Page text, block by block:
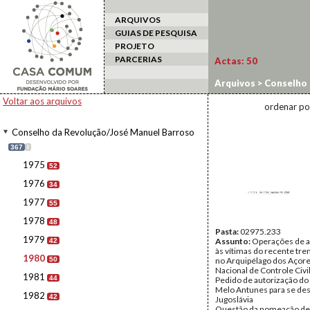
ARQUIVOS
GUIAS DE PESQUISA
PROJETO
PARCERIAS
Voltar aos arquivos
Conselho da Revolução/José Manuel Barroso
367 I
1975 52
1976 34
1977 55
1978 48
1979 42
1980 50
1981 44
1982 42
Actas: 50
Arquivos > Conselho
ordenar
Pasta:02975.233
Assunto: Operações de
às vítimas do recente
no Arquipélago dos
Nacional de Controle Civil
Pedido de autorização do
Melo Antunes para se
Jugoslávia